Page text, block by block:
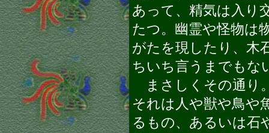
あって、精気は入り
たつ。幽霊や怪物は
がたを現したり、木
ちいち言うまでもな
まさしくその通り
それは人や獣や鳥や
るもの、あるいは石